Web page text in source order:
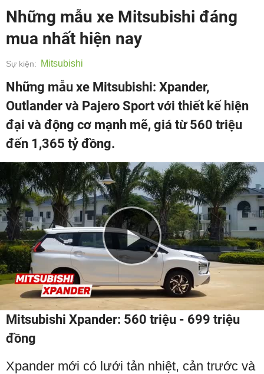
Những mẫu xe Mitsubishi đáng
mua nhất hiện nay
Sự kiện: Mitsubishi
Những mẫu xe Mitsubishi: Xpander,
Outlander và Pajero Sport với thiết kế hiện
đại và động cơ mạnh mẽ, giá từ 560 triệu
đến 1,365 tỷ đồng.
Play
Video
Mitsubishi Xpander: 560 triệu - 699 triệu
đồng
Xpander mới có lưới tản nhiệt, cản trước và